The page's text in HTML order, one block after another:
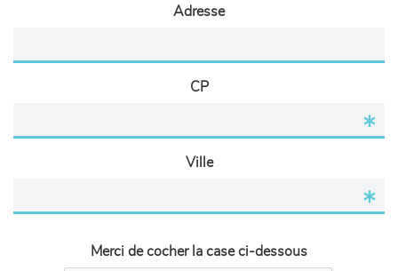
Adresse
CP
Ville
Merci de cocher la case ci-dessous